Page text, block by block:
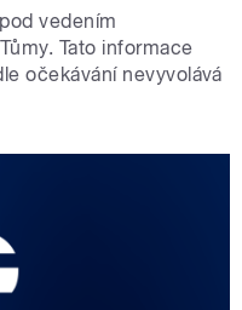
vedením
Tato informace
očekávání nevyvolává